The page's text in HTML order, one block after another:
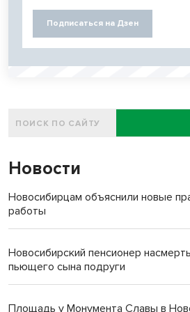
Подписаться на Дзен
Новости
Новосибирцам объяснили новые
работы
Новосибирский пенсионер
пьющего сына подруги
Площадь у Монумента Славы в